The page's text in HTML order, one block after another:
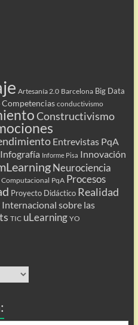
Artesanía 2.0 Barcelona Big Data
Competencias conductivismo
Constructivismo
Entrevistas PqA
Infografía Informe Pisa Innovación
Neurociencia
Computacional PqA Procesos
Proyecto Didáctico Realidad
Internacional sobre las
TIC uLearning YO